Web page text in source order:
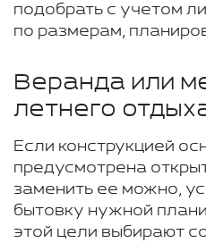
подобрать с учетом
по размерам,
Веранда или
летнего
Если конструкцией
предусмотрена
заменить ее можно,
бытовку нужной
этой цели выбирают